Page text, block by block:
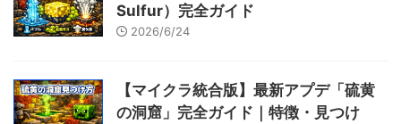
Sulfur）完全ガイド
2026/6/24
【マイクラ統合版】最新アプデ「硫黄
の洞窟」完全ガイド｜特徴・見つけ